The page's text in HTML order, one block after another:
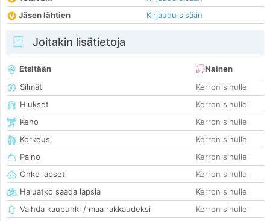
Jäsen lähtien
Kirjaudu sisään
Joitakin lisätietoja
Etsitään
Nainen
Silmät
Kerron sinulle
Hiukset
Kerron sinulle
Keho
Kerron sinulle
Korkeus
Kerron sinulle
Paino
Kerron sinulle
Onko lapset
Kerron sinulle
Haluatko saada lapsia
Kerron sinulle
Vaihda kaupunki / maa rakkaudeksi
Kerron sinulle